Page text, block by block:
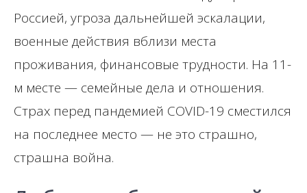
Россией, угроза дальнейшей эскалации,
военные действия вблизи места
проживания, финансовые трудности. На 11-
м месте — семейные дела и отношения.
Страх перед пандемией COVID-19 сместился
на последнее место — не это страшно,
страшна война.